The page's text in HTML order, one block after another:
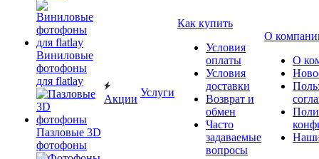
Виниловые
фотофоны
для flatlay
Пазловые 3D
фотофоны
Акции
Услуги
Как купить
Условия
оплаты
Условия
доставки
Возврат и
обмен
Часто
задаваемые
вопросы
О
О